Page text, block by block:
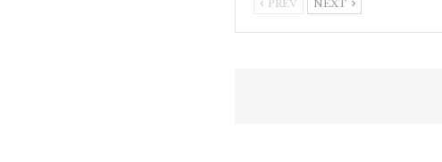
PREV NEXT